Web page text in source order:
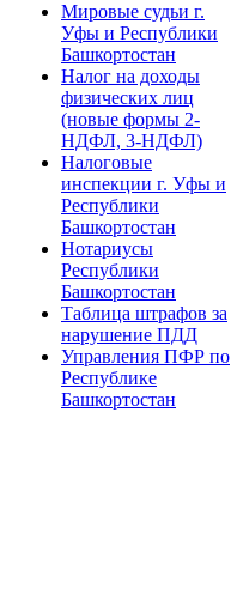
Мировые судьи г.
Уфы и Республики
Башкортостан
Налог на доходы
физических лиц
(новые формы 2-
НДФЛ, 3-НДФЛ)
Налоговые
инспекции г. Уфы и
Республики
Башкортостан
Нотариусы
Республики
Башкортостан
Таблица штрафов за
нарушение ПДД
Управления ПФР по
Республике
Башкортостан